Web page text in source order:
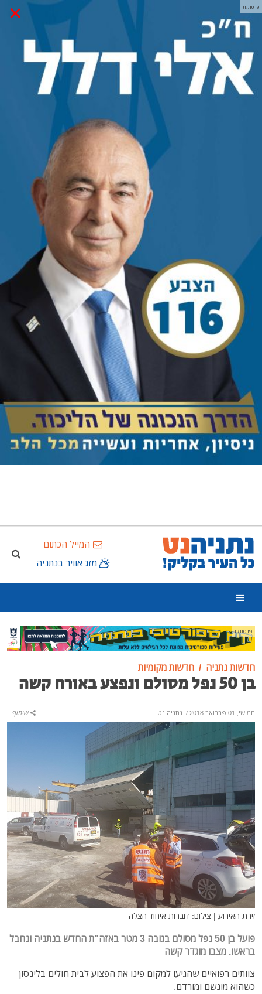
× פרסומת
המייל הכתום
מזג אוויר בנתניה
פרסומת
חדשות נתניה חדשות מקומיות
בן 50 נפל מסולם ונפצע באורח קשה
חמישי, 01 פברואר 2018 / נתניה נט שיתוף
זירת האירוע | צילום: דוברות איחוד הצלה
פועל בן 50 נפל מסולם בגובה 3 מטר באזה"ת החדש בנתניה ונחבל
בראשו. מצבו מוגדר קשה
צוותים רפואיים שהגיעו למקום פינו את הפצוע לבית חולים בלינסון
כשהוא מונשם ומורדם.